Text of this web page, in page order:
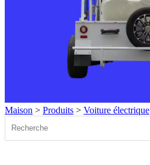
Maison > Produits > Voiture électrique